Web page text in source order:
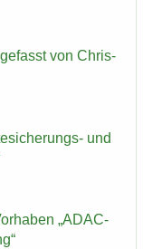
von Chris­
und
„ADAC-​